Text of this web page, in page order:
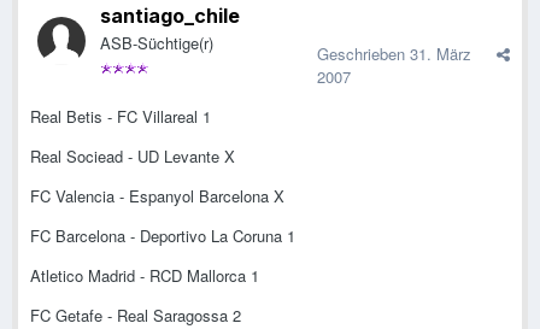
santiago_chile
ASB-Süchtige(r) Geschrieben 31. März
2007
Real Betis - FC Villareal 1
Real Sociead - UD Levante X
FC Valencia - Espanyol Barcelona X
FC Barcelona - Deportivo La Coruna 1
Atletico Madrid - RCD Mallorca 1
FC Getafe - Real Saragossa 2